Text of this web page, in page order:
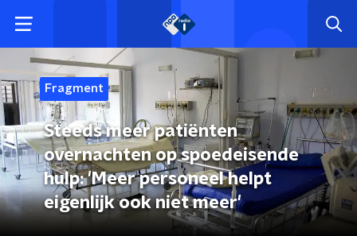
Fragment
Steeds meer patiënten
overnachten op spoedeisende
hulp: 'Meer personeel helpt
eigenlijk ook niet meer'